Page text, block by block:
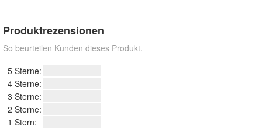
Produktrezensionen
So beurteilen Kunden dieses Produkt.
5 Sterne:
4 Sterne:
3 Sterne:
2 Sterne:
1 Stern: